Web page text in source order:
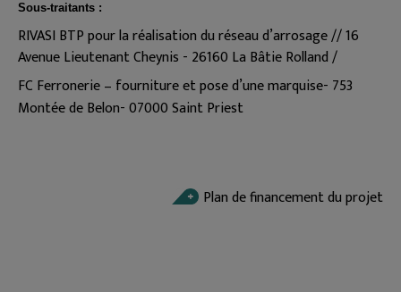
Sous-traitants :
RIVASI BTP pour la réalisation du réseau d’arrosage // 16
Avenue Lieutenant Cheynis - 26160 La Bâtie Rolland /
FC Ferronerie – fourniture et pose d’une marquise- 753
Montée de Belon- 07000 Saint Priest
Plan de financement du projet